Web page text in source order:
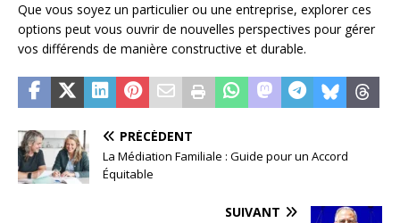
Que vous soyez un particulier ou une entreprise, explorer ces
options peut vous ouvrir de nouvelles perspectives pour gérer
vos différends de manière constructive et durable.
PRÉCÉDENT
La Médiation Familiale : Guide pour un Accord
Équitable
SUIVANT